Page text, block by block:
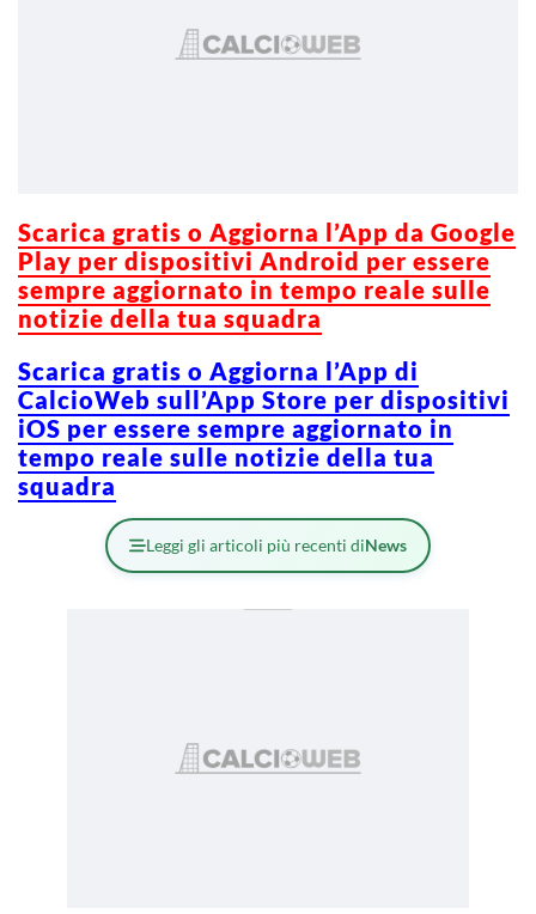
Scarica gratis o Aggiorna l’App da Google
Play per dispositivi Android per essere
sempre aggiornato in tempo reale sulle
notizie della tua squadra
Scarica gratis o Aggiorna l’App di
CalcioWeb sull’App Store per dispositivi
iOS per essere sempre aggiornato in
tempo reale sulle notizie della tua
squadra
Leggi gli articoli più recenti diNews